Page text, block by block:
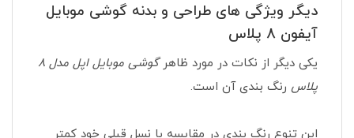
دیگر ویژگی های طراحی و بدنه گوشی موبایل
آیفون 8 پلاس
یکی دیگر از نکات در مورد ظاهر
گوشی موبایل اپل مدل 8
پلاس رنگ بندی آن است.
این تنوع رنگ بندی در مقایسه با نسل قبلی خود کمتر